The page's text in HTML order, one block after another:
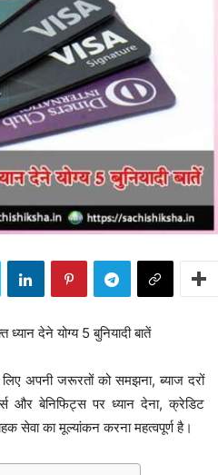
देने योग्य 5 बुनियादी बातें
अपनी जरूरतों को समझना, ब्याज दरों
और बेनिफिट्स पर ध्यान देना, क्रेडिट
सेवा का मूल्यांकन करना महत्वपूर्ण है।